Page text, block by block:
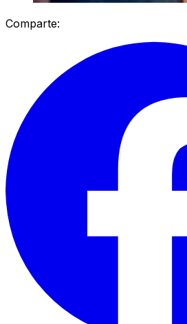
Comparte: